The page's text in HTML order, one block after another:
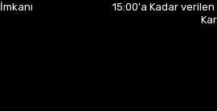
15:00'a Kadar verilen